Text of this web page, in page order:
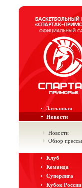
Заглавная
Новости
Новости
Обзор прессы
Клуб
Команда
Суперлига
Кубок России